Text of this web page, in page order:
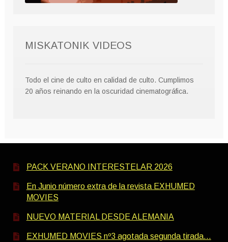
MISKATONIK VIDEOS
Todo el cine de culto en calidad de culto. Cumplimos
20 años reinando en la oscuridad cinematográfica.
PACK VERANO INTERESTELAR 2026
En Junio número extra de la revista EXHUMED
MOVIES
NUEVO MATERIAL DESDE ALEMANIA
EXHUMED MOVIES nº3 agotada segunda tirada…